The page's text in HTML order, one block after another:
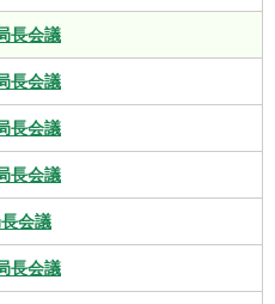
長会議
長会議
長会議
長会議
会議
長会議